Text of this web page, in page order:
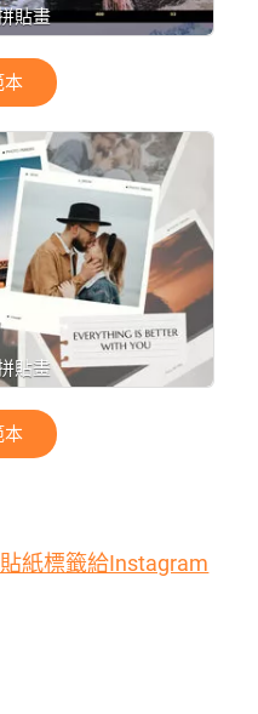
貼畫
本
貼畫
本
紙標籤給Instagram